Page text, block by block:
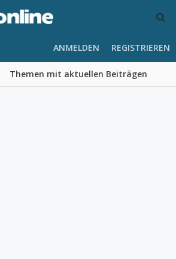
Themen mit aktuellen Beiträgen
ANMELDEN REGISTRIEREN